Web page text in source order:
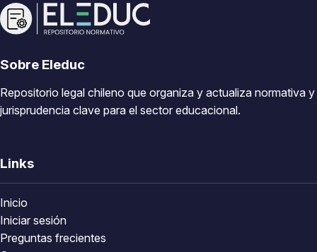
Sobre Eleduc
Repositorio legal chileno que organiza y actualiza normativa y
jurisprudencia clave para el sector educacional.
Links
Inicio
Iniciar sesión
Preguntas frecientes